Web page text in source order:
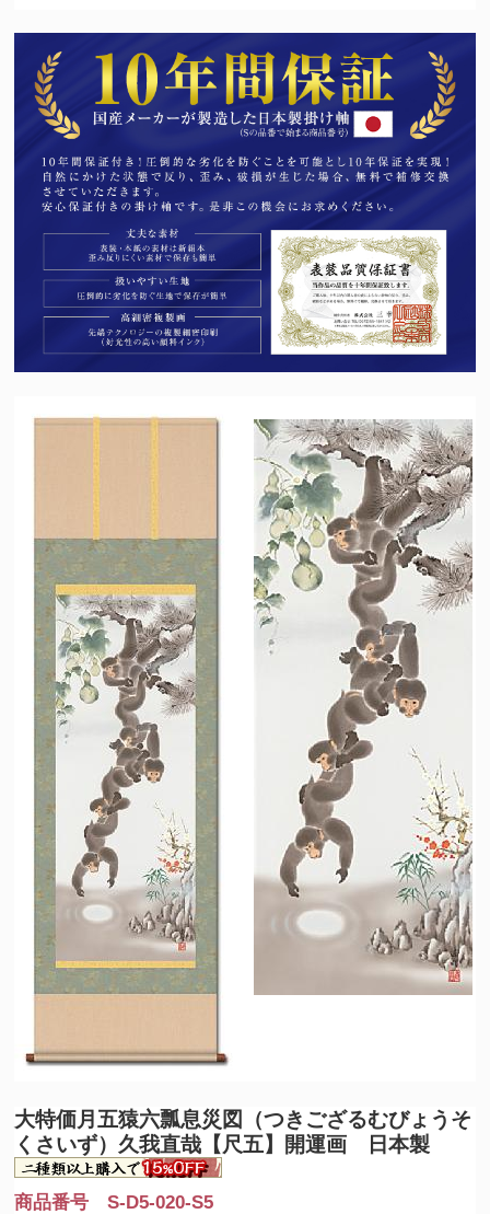
大特価月五猿六瓢息災図（つきござるむびょうそ
くさいず）久我直哉【尺五】開運画 日本製
商品番号 S-D5-020-S5